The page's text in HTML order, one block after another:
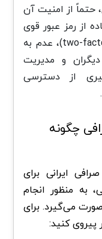
حتماً از امنیت آن
از رمز عبور قوی
و دو عاملی (two-factor authentication)، عدم به
و مدیریت
از دسترسی
چگونه
ایرانی برای
به منظور انجام
می‌گیرد. برای
پیروی کنید: